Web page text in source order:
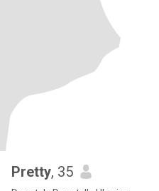
Pretty, 35